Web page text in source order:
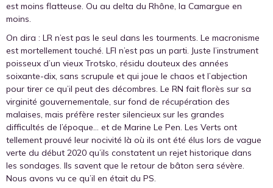
est moins flatteuse. Ou au delta du Rhône, la Camargue en
moins.
On dira : LR n’est pas le seul dans les tourments. Le macronisme
est mortellement touché. LFI n’est pas un parti. Juste l’instrument
poisseux d’un vieux Trotsko, résidu douteux des années
soixante-dix, sans scrupule et qui joue le chaos et l’abjection
pour tirer ce qu’il peut des décombres. Le RN fait florès sur sa
virginité gouvernementale, sur fond de récupération des
malaises, mais préfère rester silencieux sur les grandes
difficultés de l’époque… et de Marine Le Pen. Les Verts ont
tellement prouvé leur nocivité là où ils ont été élus lors de vague
verte du début 2020 qu’ils constatent un rejet historique dans
les sondages. Ils savent que le retour de bâton sera sévère.
Nous avons vu ce qu’il en était du PS.